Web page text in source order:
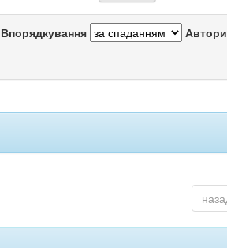
Впорядкування Автори